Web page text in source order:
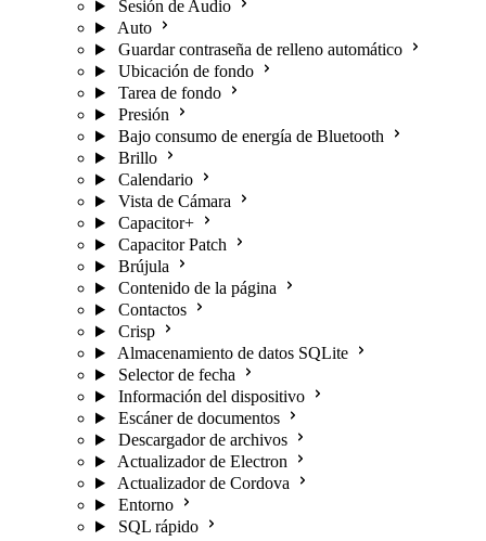
Sesión de Audio
Auto
Guardar contraseña de relleno automático
Ubicación de fondo
Tarea de fondo
Presión
Bajo consumo de energía de Bluetooth
Brillo
Calendario
Vista de Cámara
Capacitor+
Capacitor Patch
Brújula
Contenido de la página
Contactos
Crisp
Almacenamiento de datos SQLite
Selector de fecha
Información del dispositivo
Escáner de documentos
Descargador de archivos
Actualizador de Electron
Actualizador de Cordova
Entorno
SQL rápido